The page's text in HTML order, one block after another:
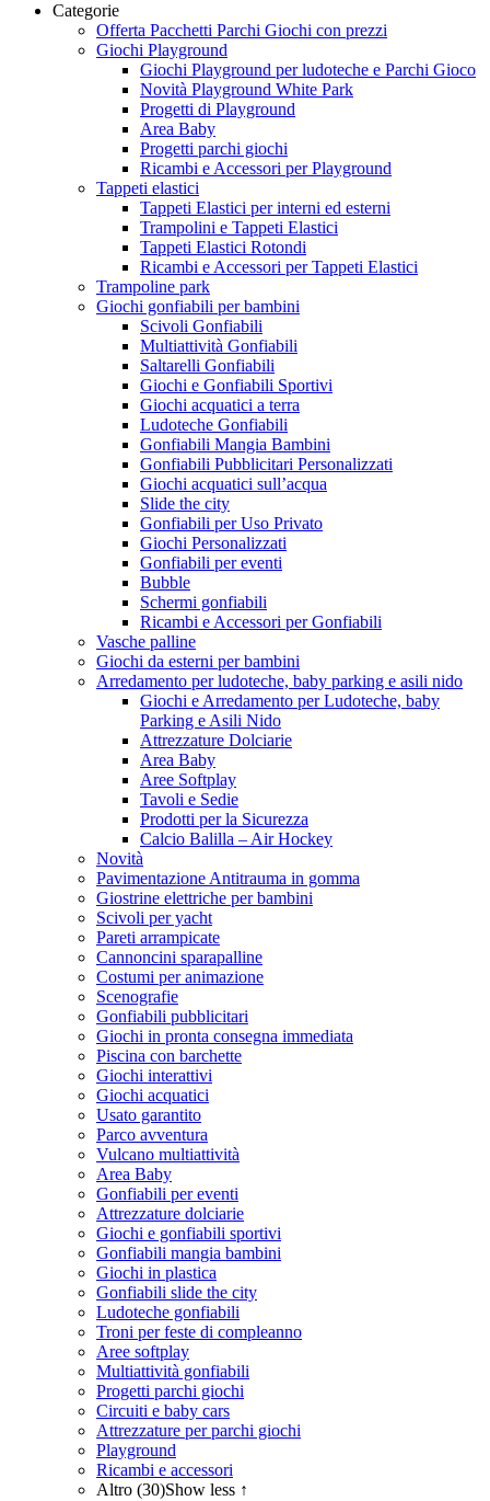
Categorie
Offerta Pacchetti Parchi Giochi con prezzi
Giochi Playground
Giochi Playground per ludoteche e Parchi Gioco
Novità Playground White Park
Progetti di Playground
Area Baby
Progetti parchi giochi
Ricambi e Accessori per Playground
Tappeti elastici
Tappeti Elastici per interni ed esterni
Trampolini e Tappeti Elastici
Tappeti Elastici Rotondi
Ricambi e Accessori per Tappeti Elastici
Trampoline park
Giochi gonfiabili per bambini
Scivoli Gonfiabili
Multiattività Gonfiabili
Saltarelli Gonfiabili
Giochi e Gonfiabili Sportivi
Giochi acquatici a terra
Ludoteche Gonfiabili
Gonfiabili Mangia Bambini
Gonfiabili Pubblicitari Personalizzati
Giochi acquatici sull’acqua
Slide the city
Gonfiabili per Uso Privato
Giochi Personalizzati
Gonfiabili per eventi
Bubble
Schermi gonfiabili
Ricambi e Accessori per Gonfiabili
Vasche palline
Giochi da esterni per bambini
Arredamento per ludoteche, baby parking e asili nido
Giochi e Arredamento per Ludoteche, baby
Parking e Asili Nido
Attrezzature Dolciarie
Area Baby
Aree Softplay
Tavoli e Sedie
Prodotti per la Sicurezza
Calcio Balilla – Air Hockey
Novità
Pavimentazione Antitrauma in gomma
Giostrine elettriche per bambini
Scivoli per yacht
Pareti arrampicate
Cannoncini sparapalline
Costumi per animazione
Scenografie
Gonfiabili pubblicitari
Giochi in pronta consegna immediata
Piscina con barchette
Giochi interattivi
Giochi acquatici
Usato garantito
Parco avventura
Vulcano multiattività
Area Baby
Gonfiabili per eventi
Attrezzature dolciarie
Giochi e gonfiabili sportivi
Gonfiabili mangia bambini
Giochi in plastica
Gonfiabili slide the city
Ludoteche gonfiabili
Troni per feste di compleanno
Aree softplay
Multiattività gonfiabili
Progetti parchi giochi
Circuiti e baby cars
Attrezzature per parchi giochi
Playground
Ricambi e accessori
Altro (30)Show less ↑